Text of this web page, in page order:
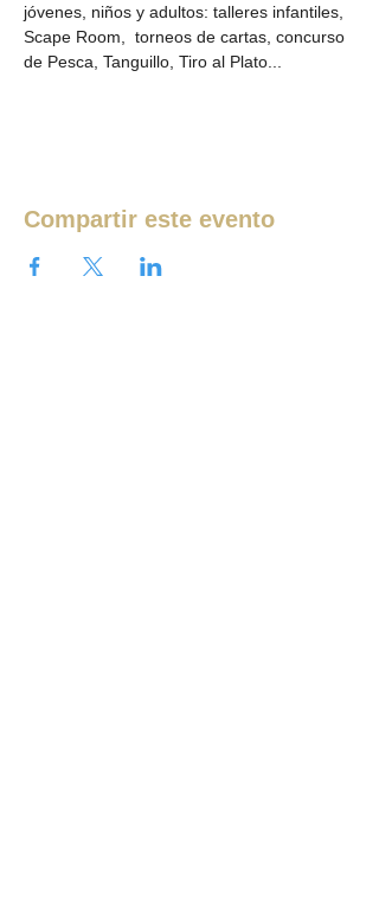
jóvenes, niños y adultos: talleres infantiles,
Scape Room,  torneos de cartas, concurso
de Pesca, Tanguillo, Tiro al Plato...
Compartir este evento